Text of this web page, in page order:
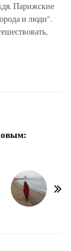
Парижские
и люди".